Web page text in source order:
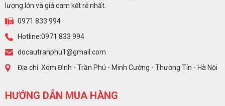
lượng lớn và giá cam kết rẻ nhất.
0971 833 994
Hotline:0971 833 994
docautranphu1@gmail.com
Địa chỉ: Xóm Đình - Trần Phú - Minh Cường - Thường Tín - Hà Nội
HƯỚNG DẪN MUA HÀNG